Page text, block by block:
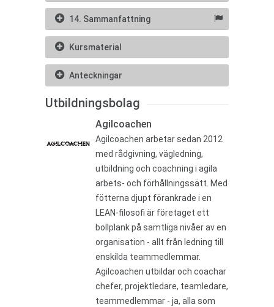
14. Sammanfattning
Kursmaterial
Anteckningar
Utbildningsbolag
Agilcoachen
Agilcoachen arbetar sedan 2012
med rådgivning, vägledning,
utbildning och coachning i agila
arbets- och förhållningssätt. Med
fötterna djupt förankrade i en
LEAN-filosofi är företaget ett
bollplank på samtliga nivåer av en
organisation - allt från ledning till
enskilda teammedlemmar.
Agilcoachen utbildar och coachar
chefer, projektledare, teamledare,
teammedlemmar - ja, alla som